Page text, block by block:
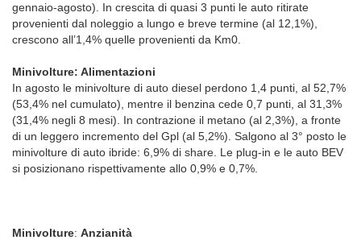
gennaio-agosto). In crescita di quasi 3 punti le auto ritirate
provenienti dal noleggio a lungo e breve termine (al 12,1%),
crescono all’1,4% quelle provenienti da Km0.
Minivolture: Alimentazioni
In agosto le minivolture di auto diesel perdono 1,4 punti, al 52,7%
(53,4% nel cumulato), mentre il benzina cede 0,7 punti, al 31,3%
(31,4% negli 8 mesi). In contrazione il metano (al 2,3%), a fronte
di un leggero incremento del Gpl (al 5,2%). Salgono al 3° posto le
minivolture di auto ibride: 6,9% di share. Le plug-in e le auto BEV
si posizionano rispettivamente allo 0,9% e 0,7%.
Minivolture: Anzianità